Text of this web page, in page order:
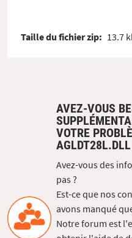
Taille du fichier zip: 13.7
AVEZ-VOUS
VOTRE
Avez-vous des
pas ?
Est-ce que nos
avons manqué
Notre forum est